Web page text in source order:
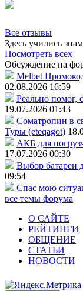
Все отзывы
Здесь учились
Посмотреть всех
Обсуждение на
Melbet
02.08.2026 16:59
Реально помог,
19.07.2026 01:43
Соматропин в
Туры (eteqagot)
АКБ для
17.07.2026 00:30
Выбор батареи
09:54
Спас мою
все темы форума
О САЙТЕ
РЕЙТИНГИ
ОБЩЕНИЕ
СТАТЬИ
НОВОСТИ